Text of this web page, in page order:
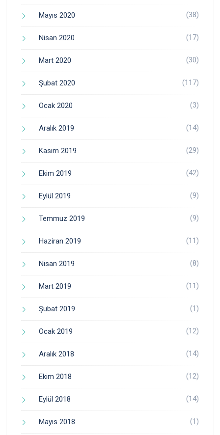
Mayıs 2020 (38)
Nisan 2020 (17)
Mart 2020 (30)
Şubat 2020 (117)
Ocak 2020 (3)
Aralık 2019 (14)
Kasım 2019 (29)
Ekim 2019 (42)
Eylül 2019 (9)
Temmuz 2019 (9)
Haziran 2019 (11)
Nisan 2019 (8)
Mart 2019 (11)
Şubat 2019 (1)
Ocak 2019 (12)
Aralık 2018 (14)
Ekim 2018 (12)
Eylül 2018 (14)
Mayıs 2018 (1)